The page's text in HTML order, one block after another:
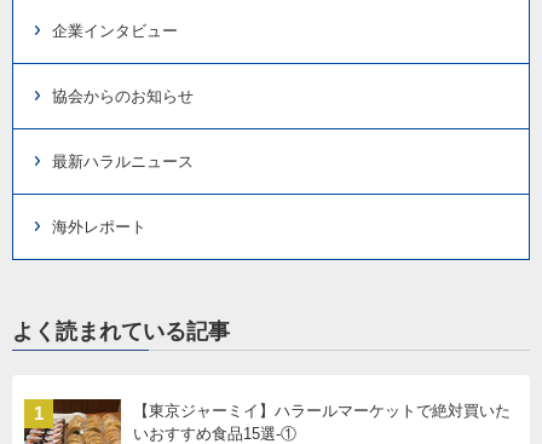
企業インタビュー
協会からのお知らせ
最新ハラルニュース
海外レポート
よく読まれている記事
1
【東京ジャーミイ】ハラールマーケットで絶対買いた
いおすすめ食品15選-①